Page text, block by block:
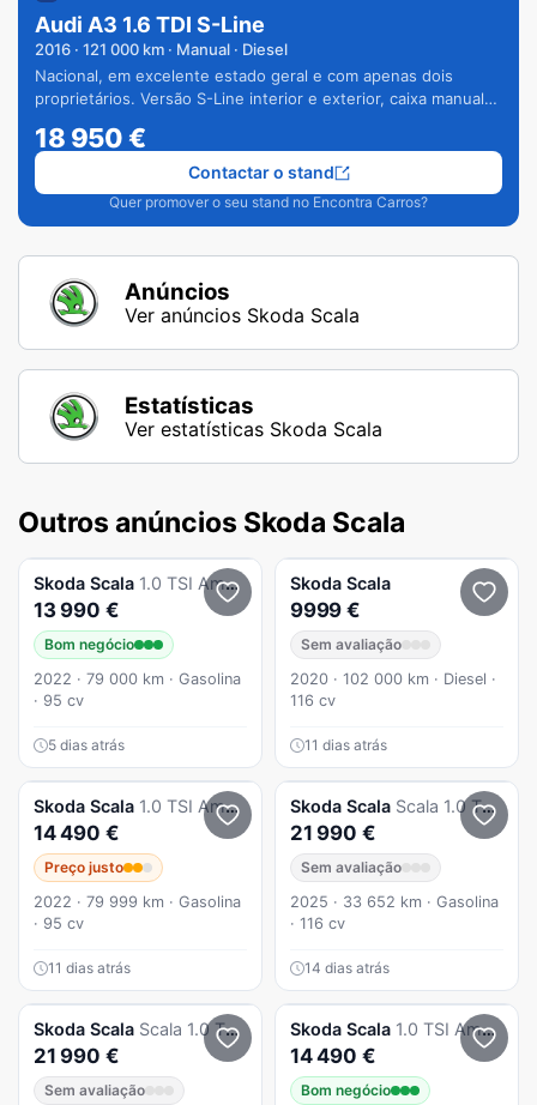
Audi A3 1.6 TDI S-Line
2016 · 121 000 km · Manual · Diesel
Nacional, em excelente estado geral e com apenas dois
proprietários. Versão S-Line interior e exterior, caixa manual
18 950€
Quer promover o seu stand no Encontra Carros?
Contactar o stand
Anúncios
Ver anúncios Skoda Scala
Estatísticas
Ver estatísticas Skoda Scala
Outros anúncios Skoda Scala
Skoda Scala 1.0 TSI Ambition
13 990 €
Bom negócio
2022 · 79 000 km · Gasolina
· 95 cv
5 dias atrás
Skoda Scala
9999 €
Sem avaliação
2020 · 102 000 km · Diesel ·
116 cv
11 dias atrás
Skoda Scala 1.0 TSI Ambition
14 490 €
Preço justo
2022 · 79 999 km · Gasolina
· 95 cv
11 dias atrás
Skoda Scala Scala 1.0 TSI DSG
21 990 €
Sem avaliação
2025 · 33 652 km · Gasolina
· 116 cv
14 dias atrás
Skoda Scala Scala 1.0 TSI Selection DSG
21 990 €
Sem avaliação
Skoda Scala 1.0 TSI Ambition
14 490 €
Bom negócio